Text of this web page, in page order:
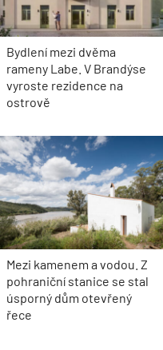
Bydlení mezi dvěma
rameny Labe. V Brandýse
vyroste rezidence na
ostrově
Mezi kamenem a vodou. Z
pohraniční stanice se stal
úsporný dům otevřený
řece